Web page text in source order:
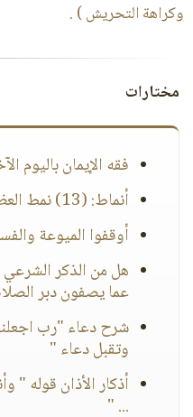
وكراهة التحريش ) .
مختارات
فقه الإيمان باليوم
أنماط: (13) نمط العظامي
أوقفوا الميوعة
هل من الذكر
عما يصفون دبر
شرح دعاء "رب
وتقبل دعاء "
أذكار الأذان قوله "
... "